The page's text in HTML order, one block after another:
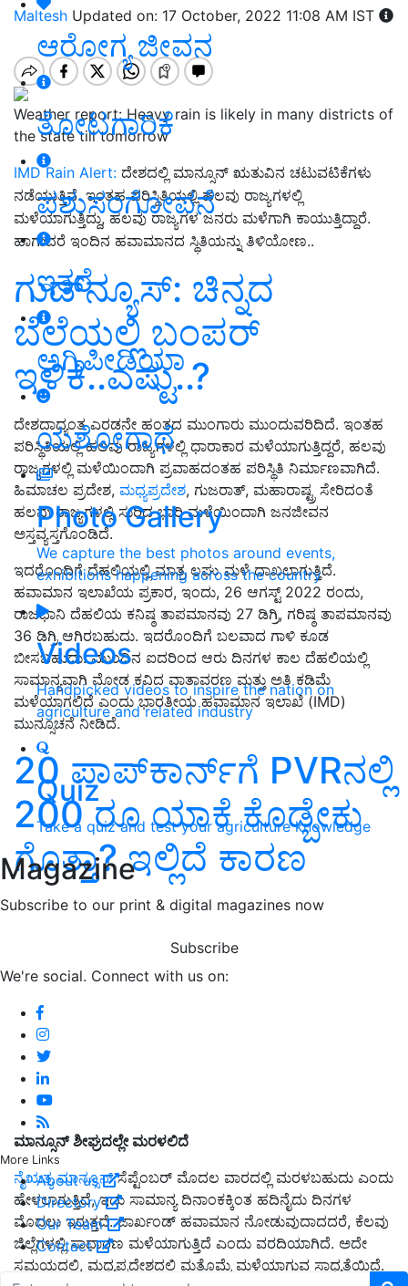
ಆರೋಗ್ಯ ಜೀವನ
ತೋಟಗಾರಿಕೆ
ಪಶುಸಂಗೋಪನೆ
ಇತರೆ
ಅಗ್ರಿಪೀಡಿಯಾ
ಯಶೋಗಾಥೆ
Photo Gallery
We capture the best photos around events,
exhibitions happening across the country
Videos
Handpicked videos to inspire the nation on
agriculture and related industry
Quiz
Take a quiz and test your agriculture knowledge
Magazine
Subscribe to our print & digital magazines now
Subscribe
We're social. Connect with us on:
More Links
About us
Directory
Our Team
Contact
Maltesh Updated on: 17 October, 2022 11:08 AM IST
Weather report: Heavy rain is likely in many districts of
the state till tomorrow
IMD Rain Alert: ದೇಶದಲ್ಲಿ ಮಾನ್ಸೂನ್ ಋತುವಿನ ಚಟುವಟಿಕೆಗಳು
ನಡೆಯುತ್ತಿವೆ.ಇಂತಹ ಪರಿಸ್ಥಿತಿಯಲ್ಲಿ ಹಲವು ರಾಜ್ಯಗಳಲ್ಲಿ
ಮಳೆಯಾಗುತ್ತಿದ್ದು, ಹಲವು ರಾಜ್ಯಗಳ ಜನರು ಮಳೆಗಾಗಿ ಕಾಯುತ್ತಿದ್ದಾರೆ.
ಹಾಗಾದರೆ ಇಂದಿನ ಹವಾಮಾನದ ಸ್ಥಿತಿಯನ್ನು ತಿಳಿಯೋಣ..
ಗುಡ್‌ನ್ಯೂಸ್‌: ಚಿನ್ನದ
ಬೆಲೆಯಲ್ಲಿ ಬಂಪರ್‌
ಇಳಿಕೆ..ಎಷ್ಟು..?
ದೇಶದಾದ್ಯಂತ ಎರಡನೇ ಹಂತದ ಮುಂಗಾರು ಮುಂದುವರಿದಿದೆ. ಇಂತಹ
ಪರಿಸ್ಥಿತಿಯಲ್ಲಿ ಹಲವು ರಾಜ್ಯಗಳಲ್ಲಿ ಧಾರಾಕಾರ ಮಳೆಯಾಗುತ್ತಿದ್ದರೆ, ಹಲವು
ರಾಜ್ಯಗಳಲ್ಲಿ ಮಳೆಯಿಂದಾಗಿ ಪ್ರವಾಹದಂತಹ ಪರಿಸ್ಥಿತಿ ನಿರ್ಮಾಣವಾಗಿದೆ.
ಹಿಮಾಚಲ ಪ್ರದೇಶ, ಮಧ್ಯಪ್ರದೇಶ, ಗುಜರಾತ್, ಮಹಾರಾಷ್ಟ್ರ ಸೇರಿದಂತೆ
ಹಲವು ರಾಜ್ಯಗಳಲ್ಲಿ ಸುರಿದ ಭಾರಿ ಮಳೆಯಿಂದಾಗಿ ಜನಜೀವನ
ಅಸ್ತವ್ಯಸ್ತಗೊಂಡಿದೆ.
ಇದರೊಂದಿಗೆ ದೆಹಲಿಯಲ್ಲಿ ಮಾತ್ರ ಲಘು ಮಳೆ ದಾಖಲಾಗುತ್ತಿದೆ.
ಹವಾಮಾನ ಇಲಾಖೆಯ ಪ್ರಕಾರ, ಇಂದು, 26 ಆಗಸ್ಟ್ 2022 ರಂದು,
ರಾಜಧಾನಿ ದೆಹಲಿಯ ಕನಿಷ್ಠ ತಾಪಮಾನವು 27 ಡಿಗ್ರಿ, ಗರಿಷ್ಠ ತಾಪಮಾನವು
36 ಡಿಗ್ರಿ ಆಗಿರಬಹುದು. ಇದರೊಂದಿಗೆ ಬಲವಾದ ಗಾಳಿ ಕೂಡ
ಬೀಸಬಹುದು. ಮುಂದಿನ ಐದರಿಂದ ಆರು ದಿನಗಳ ಕಾಲ ದೆಹಲಿಯಲ್ಲಿ
ಸಾಮಾನ್ಯವಾಗಿ ಮೋಡ ಕವಿದ ವಾತಾವರಣ ಮತ್ತು ಅತಿ ಕಡಿಮೆ
ಮಳೆಯಾಗಲಿದೆ ಎಂದು ಭಾರತೀಯ ಹವಾಮಾನ ಇಲಾಖೆ (IMD)
ಮುನ್ಸೂಚನೆ ನೀಡಿದೆ.
20 ಪಾಪ್‌ಕಾರ್ನ್‌ಗೆ PVRನಲ್ಲಿ
200 ರೂ ಯಾಕೆ ಕೊಡ್ಬೇಕು
ಗೊತ್ತಾ? ಇಲ್ಲಿದೆ ಕಾರಣ
ಮಾನ್ಸೂನ್ ಶೀಘ್ರದಲ್ಲೇ ಮರಳಲಿದೆ
ನೈಋತ್ಯ ಮಾನ್ಸೂನ್ಸೆಪ್ಟೆಂಬರ್ ಮೊದಲ ವಾರದಲ್ಲಿ ಮರಳಬಹುದು ಎಂದು
ಹೇಳಲಾಗುತ್ತಿದೆ, ಇದು ಸಾಮಾನ್ಯ ದಿನಾಂಕಕ್ಕಿಂತ ಹದಿನೈದು ದಿನಗಳ
ಮೊದಲು ಇರುತ್ತದೆ. ಜಾರ್ಖಂಡ್ ಹವಾಮಾನ ನೋಡುವುದಾದದರೆ, ಕೆಲವು
ಜಿಲ್ಲೆಗಳಲ್ಲಿ ಸಾಧಾರಣ ಮಳೆಯಾಗುತ್ತಿದೆ ಎಂದು ವರದಿಯಾಗಿದೆ. ಅದೇ
ಸಮಯದಲ್ಲಿ, ಮಧ್ಯಪ್ರದೇಶದಲ್ಲಿ ಮತ್ತೊಮ್ಮೆ ಮಳೆಯಾಗುವ ಸಾಧ್ಯತೆಯಿದೆ.